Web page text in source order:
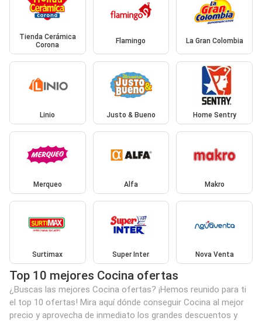
Tienda Cerámica
Corona
Flamingo La Gran Colombia
Linio Justo & Bueno Home Sentry
Merqueo Alfa Makro
Surtimax Super Inter Nova Venta
Top 10 mejores Cocina ofertas
¿Buscas las mejores Cocina ofertas? ¡Hemos reunido para ti
el top 10 ofertas! Mira aquí dónde conseguir Cocina al mejor
precio y aprovecha de inmediato los grandes descuentos y